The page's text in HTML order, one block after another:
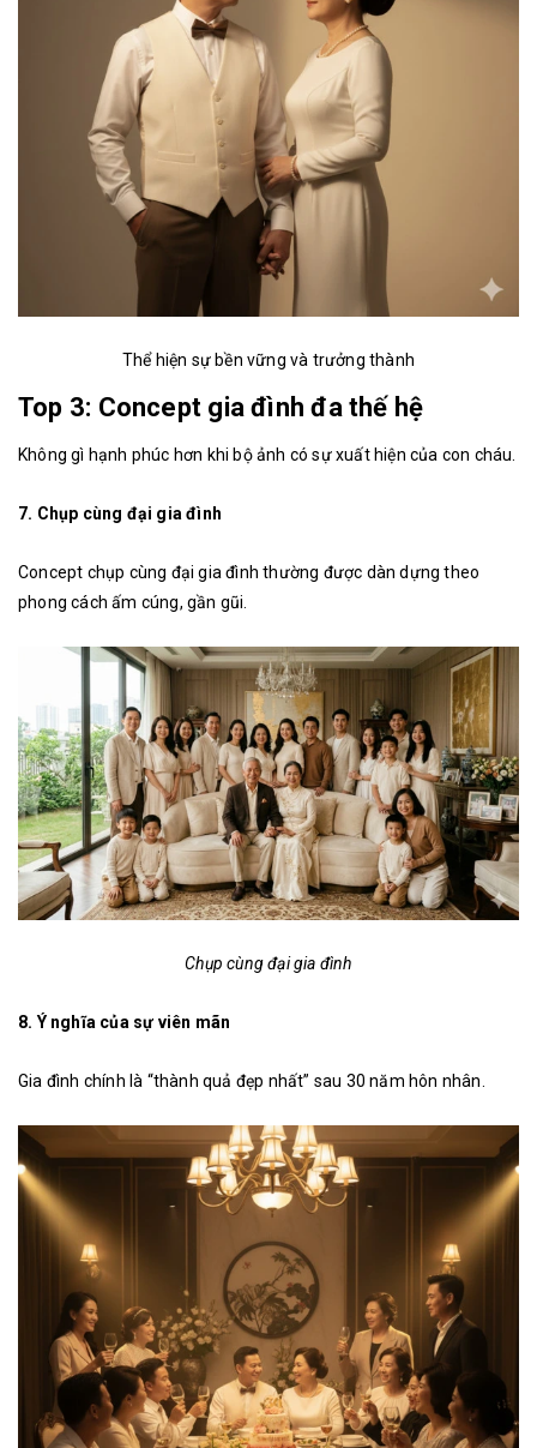
Thể hiện sự bền vững và trưởng thành
Top 3: Concept gia đình đa thế hệ
Không gì hạnh phúc hơn khi bộ ảnh có sự xuất hiện của con cháu.
7. Chụp cùng đại gia đình
Concept chụp cùng đại gia đình thường được dàn dựng theo
phong cách ấm cúng, gần gũi.
Chụp cùng đại gia đình
8. Ý nghĩa của sự viên mãn
Gia đình chính là “thành quả đẹp nhất” sau 30 năm hôn nhân.